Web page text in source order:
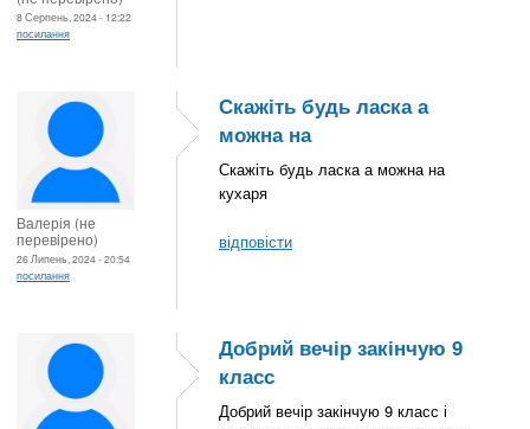
8 Серпень, 2024 - 12:22
посилання
Валерія (не
перевірено)
26 Липень, 2024 - 20:54
посилання
Скажіть будь ласка а
можна на
Скажіть будь ласка а можна на
кухаря
відповісти
Добрий вечір закінчую 9
класс
Добрий вечір закінчую 9 класс і